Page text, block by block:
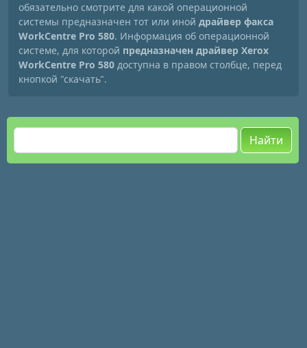
обязательно смотрите для какой операционной
системы предназначен тот или иной драйвер факса
WorkCentre Pro 580. Информация об операционной
системе, для которой предназначен драйвер Xerox
WorkCentre Pro 580 доступна в правом столбце, перед
кнопкой "скачать".
Найти